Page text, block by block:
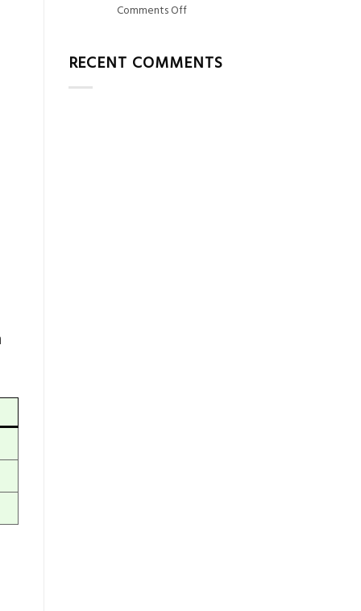
Berikut
Kualifikasi
Comments Offon
Tanah
RECENT COMMENTS